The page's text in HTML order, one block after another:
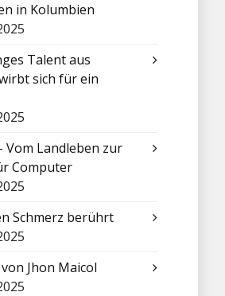
in Kolumbien
Talent aus
sich für ein
Vom Landleben zur
Computer
Schmerz berührt
Jhon Maicol